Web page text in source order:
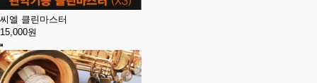
씨엘 클린마스터
15,000원